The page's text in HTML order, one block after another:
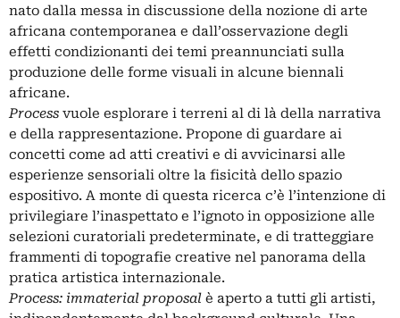
nato dalla messa in discussione della nozione di arte
africana contemporanea e dall’osservazione degli
effetti condizionanti dei temi preannunciati sulla
produzione delle forme visuali in alcune biennali
africane.
Process vuole esplorare i terreni al di là della narrativa
e della rappresentazione. Propone di guardare ai
concetti come ad atti creativi e di avvicinarsi alle
esperienze sensoriali oltre la fisicità dello spazio
espositivo. A monte di questa ricerca c’è l’intenzione di
privilegiare l’inaspettato e l’ignoto in opposizione alle
selezioni curatoriali predeterminate, e di tratteggiare
frammenti di topografie creative nel panorama della
pratica artistica internazionale.
Process: immaterial proposal è aperto a tutti gli artisti,